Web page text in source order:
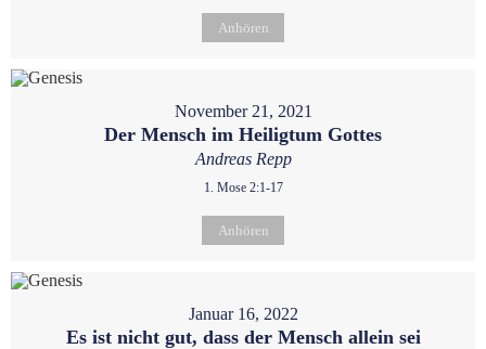
Anhören
November 21, 2021
Der Mensch im Heiligtum Gottes
Andreas Repp
1. Mose 2:1-17
Anhören
Januar 16, 2022
Es ist nicht gut, dass der Mensch allein sei